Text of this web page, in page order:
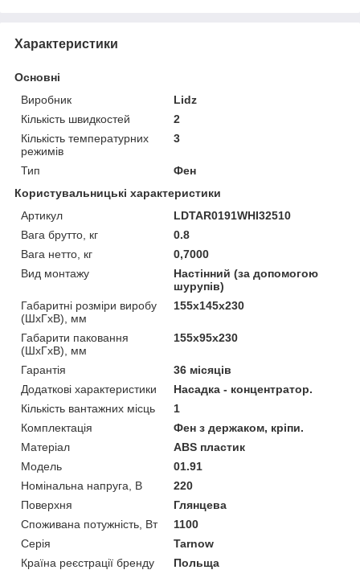
Характеристики
Основні
Виробник
Lidz
Кількість швидкостей
2
Кількість температурних
режимів
3
Тип
Фен
Користувальницькі характеристики
Артикул
LDTAR0191WHI32510
Вага брутто, кг
0.8
Вага нетто, кг
0,7000
Вид монтажу
Настінний (за допомогою
шурупів)
Габаритні розміри виробу
(ШхГхВ), мм
155х145х230
Габарити паковання
(ШхГхВ), мм
155х95х230
Гарантія
36 місяців
Додаткові характеристики
Насадка - концентратор.
Кількість вантажних місць
1
Комплектація
Фен з держаком, кріпи.
Матеріал
ABS пластик
Мoдель
01.91
Номінальна напруга, В
220
Поверхня
Глянцева
Споживана потужність, Вт
1100
Серія
Tarnow
Країна реєстрації бренду
Польща